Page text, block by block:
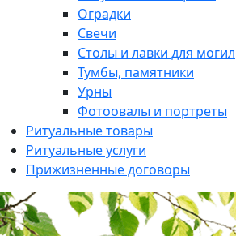
Оградки
Свечи
Столы и лавки для могил
Тумбы, памятники
Урны
Фотоовалы и портреты
Ритуальные товары
Ритуальные услуги
Прижизненные договоры